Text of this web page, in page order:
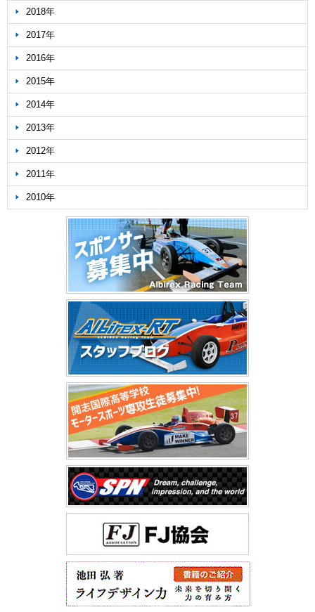
2018年
2017年
2016年
2015年
2014年
2013年
2012年
2011年
2010年